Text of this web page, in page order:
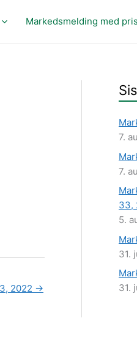
Markedsmelding med
2022 →
7.
7.
33,
5.
31.
31.